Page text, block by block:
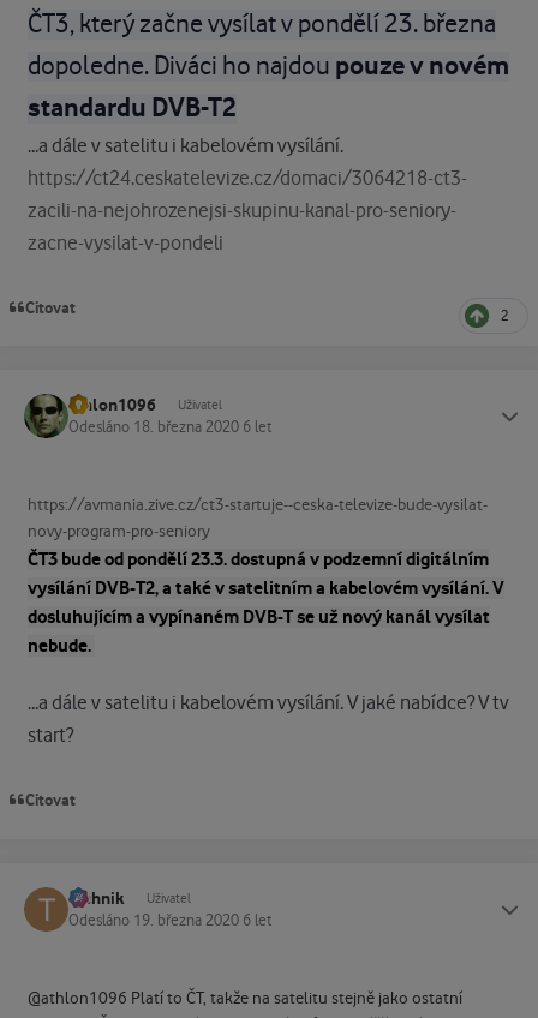
ČT3, který začne vysílat v pondělí 23. března
dopoledne. Diváci ho najdou pouze v novém
standardu DVB-T2
...a dále v satelitu i kabelovém vysílání.
https://ct24.ceskatelevize.cz/domaci/3064218-ct3-
zacili-na-nejohrozenejsi-skupinu-kanal-pro-seniory-
zacne-vysilat-v-pondeli
Citovat 2
athlon1096 Uživatel
Odesláno 18. března 2020 6 let
https://avmania.zive.cz/ct3-startuje--ceska-televize-bude-vysilat-
novy-program-pro-seniory
ČT3 bude od pondělí 23.3. dostupná v podzemní digitálním
vysílání DVB-T2, a také v satelitním a kabelovém vysílání. V
dosluhujícím a vypínaném DVB-T se už nový kanál vysílat
nebude.
...a dále v satelitu i kabelovém vysílání. V jaké nabídce? V tv
start?
Citovat
technik Uživatel
Odesláno 19. března 2020 6 let
@athlon1096 Platí to ČT, takže na satelitu stejně jako ostatní